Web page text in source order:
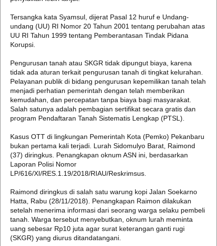
Tersangka kata Syamsul, dijerat Pasal 12 huruf e Undang-
undang (UU) RI Nomor 20 Tahun 2001 tentang perubahan atas
UU RI Tahun 1999 tentang Pemberantasan Tindak Pidana
Korupsi.
Pengurusan tanah atau SKGR tidak dipungut biaya, karena
tidak ada aturan terkait pengurusan tanah di tingkat kelurahan.
Pelayanan publik di bidang pengurusan kepemilikan tanah telah
menjadi perhatian pemerintah dengan telah memberikan
kemudahan, dan percepatan tanpa biaya bagi masyarakat.
Salah satunya adalah pembagian sertifikat secara gratis dan
program Pendaftaran Tanah Sistematis Lengkap (PTSL).
Kasus OTT di lingkungan Pemerintah Kota (Pemko) Pekanbaru
bukan pertama kali terjadi. Lurah Sidomulyo Barat, Raimond
(37) diringkus. Penangkapan oknum ASN ini, berdasarkan
Laporan Polisi Nomor
LP/616/XI/RES.1.19/2018/RIAU/Reskrimsus.
Raimond diringkus di salah satu warung kopi Jalan Soekarno
Hatta, Rabu (28/11/2018). Penangkapan Raimon dilakukan
setelah menerima informasi dari seorang warga selaku pembeli
tanah. Warga tersebut menyebutkan, oknum lurah meminta
uang sebesar Rp10 juta agar surat keterangan ganti rugi
(SKGR) yang diurus ditandatangani.